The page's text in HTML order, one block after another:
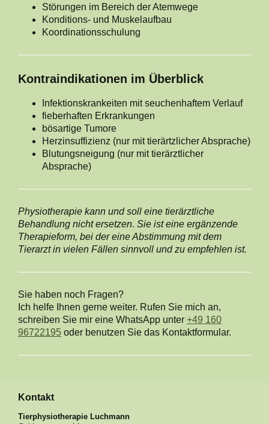
Störungen im Bereich der Atemwege
Konditions- und Muskelaufbau
Koordinationsschulung
Kontraindikationen im Überblick
Infektionskrankeiten mit seuchenhaftem Verlauf
fieberhaften Erkrankungen
bösartige Tumore
Herzinsuffizienz (nur mit tierärtzlicher Absprache)
Blutungsneigung (nur mit tierärztlicher
Absprache)
Physiotherapie kann und soll eine tierärztliche
Behandlung nicht ersetzen. Sie ist eine ergänzende
Therapieform, bei der eine Abstimmung mit dem
Tierarzt in vielen Fällen sinnvoll und zu empfehlen ist.
Sie haben noch Fragen?
Ich helfe Ihnen gerne weiter. Rufen Sie mich an,
schreiben Sie mir eine WhatsApp unter +49 160
96722195 oder benutzen Sie das Kontaktformular.
Kontakt
Tierphysiotherapie Luchmann